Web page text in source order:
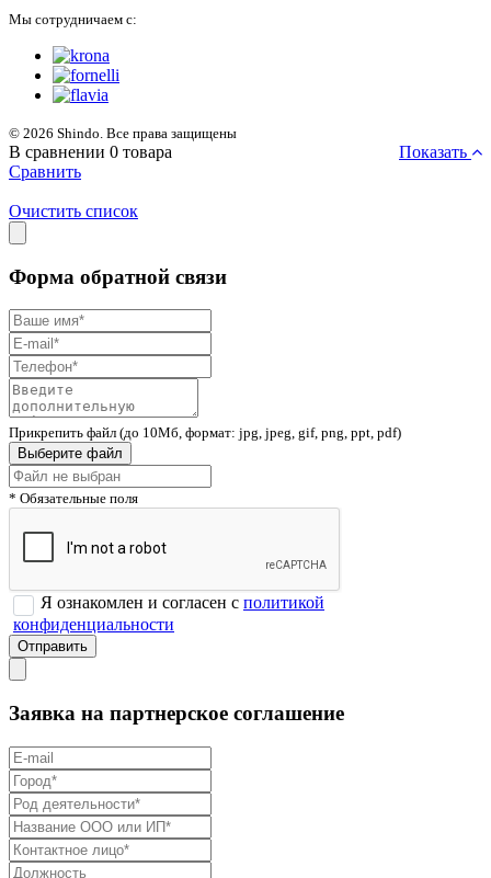
Мы сотрудничаем с:
© 2026 Shindo. Все права защищены
В сравнении 0 товара
Показать
Сравнить
Очистить список
Форма обратной связи
Прикрепить файл (до 10Мб, формат: jpg, jpeg, gif, png, ppt, pdf)
Выберите файл
* Обязательные поля
Я ознакомлен и согласен с политикой
конфиденциальности
Заявка на партнерское соглашение